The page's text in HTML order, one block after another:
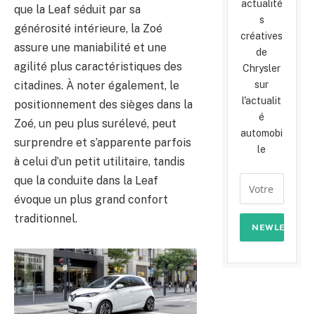
que la Leaf séduit par sa
générosité intérieure, la Zoé
assure une maniabilité et une
agilité plus caractéristiques des
citadines. À noter également, le
positionnement des sièges dans la
Zoé, un peu plus surélevé, peut
surprendre et s’apparente parfois
à celui d’un petit utilitaire, tandis
que la conduite dans la Leaf
évoque un plus grand confort
traditionnel.
actualité
s
créatives
de
Chrysler
sur
l'actualit
é
automobi
le